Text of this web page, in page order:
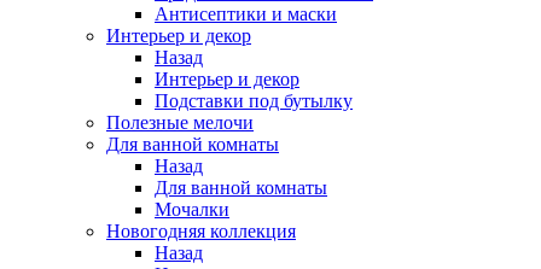
Антисептики и маски
Интерьер и декор
Назад
Интерьер и декор
Подставки под бутылку
Полезные мелочи
Для ванной комнаты
Назад
Для ванной комнаты
Мочалки
Новогодняя коллекция
Назад